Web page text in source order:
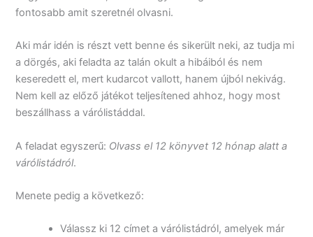
fontosabb amit szeretnél olvasni.
Aki már idén is részt vett benne és sikerült neki, az tudja mi
a dörgés, aki feladta az talán okult a hibáiból és nem
keseredett el, mert kudarcot vallott, hanem újból nekivág.
Nem kell az előző játékot teljesítened ahhoz, hogy most
beszállhass a várólistáddal.
A feladat egyszerű: Olvass el 12 könyvet 12 hónap alatt a
várólistádról.
Menete pedig a következő:
Válassz ki 12 címet a várólistádról, amelyek már